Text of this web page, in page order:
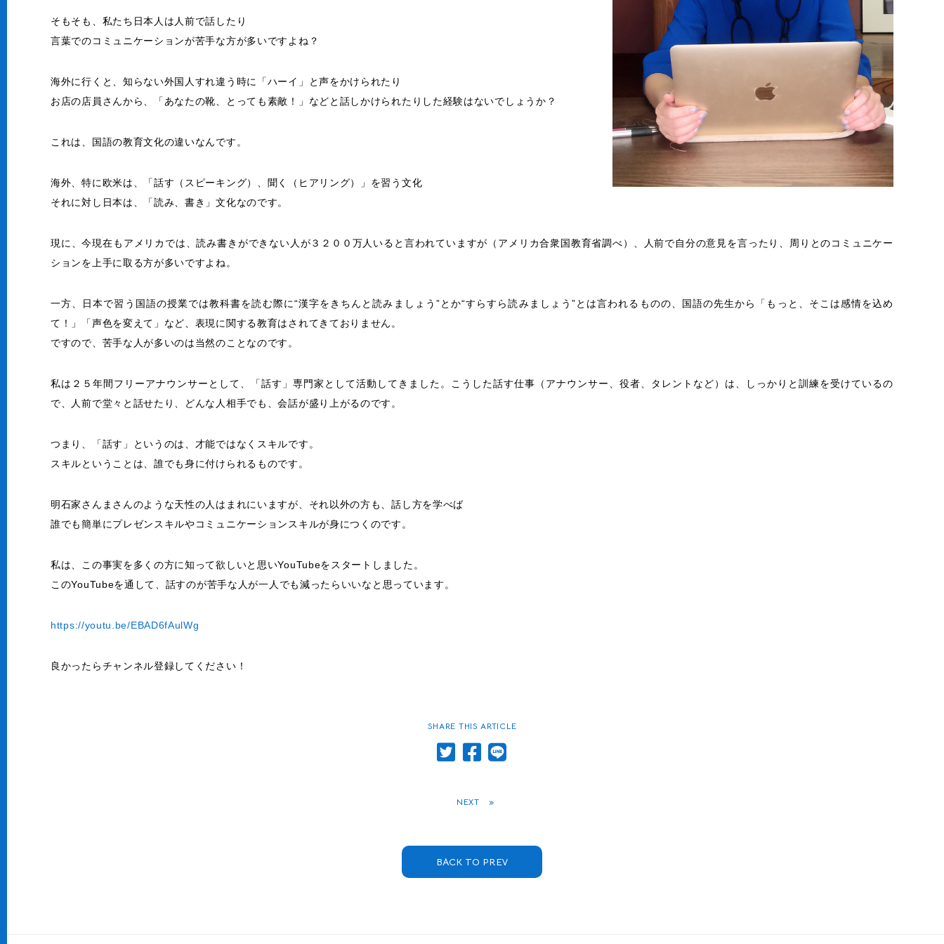
そもそも、私たち日本人は人前で話したり
言葉でのコミュニケーションが苦手な方が多いですよね？
海外に行くと、知らない外国人すれ違う時に「ハーイ」と声をかけられたり
お店の店員さんから、「あなたの靴、とっても素敵！」などと話しかけられたりした経験はないでしょうか？
これは、国語の教育文化の違いなんです。
海外、特に欧米は、「話す（スピーキング）、聞く（ヒアリング）」を習う文化
それに対し日本は、「読み、書き」文化なのです。
現に、今現在もアメリカでは、読み書きができない人が３２００万人いると言われていますが（アメリカ合衆国教育省調べ）、人前で自分の意見を言ったり、周りとのコミュニケー
ションを上手に取る方が多いですよね。
一方、日本で習う国語の授業では教科書を読む際に“漢字をきちんと読みましょう”とか“すらすら読みましょう”とは言われるものの、国語の先生から「もっと、そこは感情を込め
て！」「声色を変えて」など、表現に関する教育はされてきておりません。
ですので、苦手な人が多いのは当然のことなのです。
私は２５年間フリーアナウンサーとして、「話す」専門家として活動してきました。こうした話す仕事（アナウンサー、役者、タレントなど）は、しっかりと訓練を受けているの
で、人前で堂々と話せたり、どんな人相手でも、会話が盛り上がるのです。
つまり、「話す」というのは、才能ではなくスキルです。
スキルということは、誰でも身に付けられるものです。
明石家さんまさんのような天性の人はまれにいますが、それ以外の方も、話し方を学べば
誰でも簡単にプレゼンスキルやコミュニケーションスキルが身につくのです。
私は、この事実を多くの方に知って欲しいと思いYouTubeをスタートしました。
このYouTubeを通して、話すのが苦手な人が一人でも減ったらいいなと思っています。
https://youtu.be/EBAD6fAulWg
良かったらチャンネル登録してください！
SHARE THIS ARTICLE
NEXT »
BACK TO PREV